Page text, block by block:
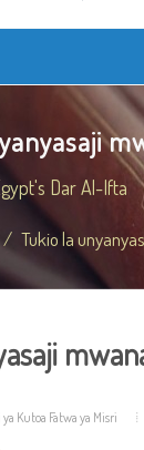
Dar Al-Ifta
Tukio la
ya Kutoa Fatwa ya Misri